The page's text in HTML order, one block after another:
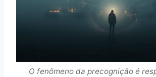
O fenômeno da precognição é